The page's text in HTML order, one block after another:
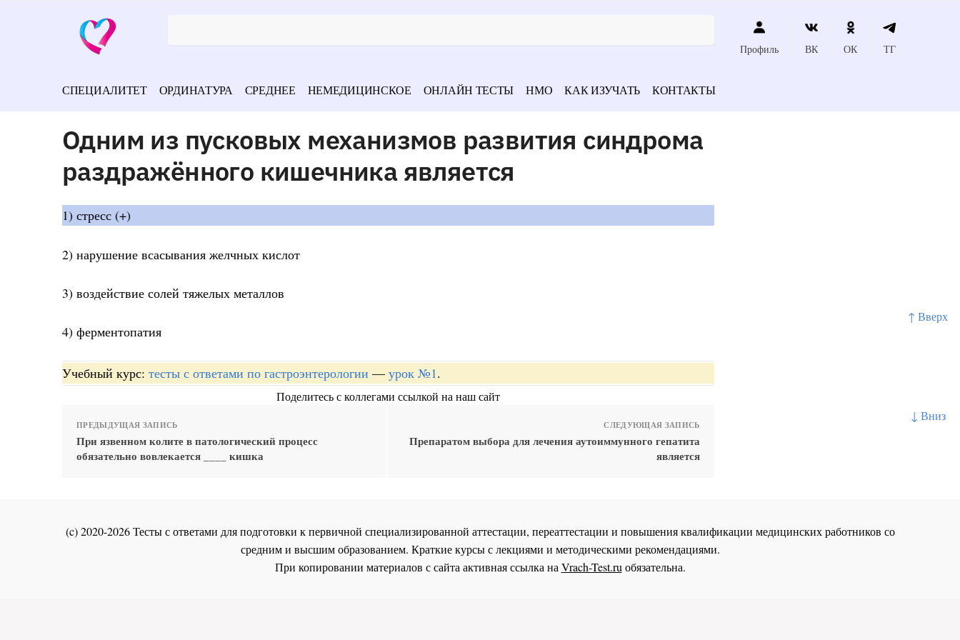
↑ Вверх
↓ Вниз
Профиль ВК ОК ТГ
СПЕЦИАЛИТЕТ ОРДИНАТУРА СРЕДНЕЕ НЕМЕДИЦИНСКОЕ ОНЛАЙН ТЕСТЫ НМО КАК ИЗУЧАТЬ КОНТАКТЫ
Одним из пусковых механизмов развития синдрома
раздражённого кишечника является
1) стресс (+)
2) нарушение всасывания желчных кислот
3) воздействие солей тяжелых металлов
4) ферментопатия
Учебный курс: тесты с ответами по гастроэнтерологии — урок №1.
Поделитесь с коллегами ссылкой на наш сайт
ПРЕДЫДУЩАЯ ЗАПИСЬ
При язвенном колите в патологический процесс
обязательно вовлекается ____ кишка
СЛЕДУЮЩАЯ ЗАПИСЬ
Препаратом выбора для лечения аутоиммунного гепатита
является
(c) 2020-2026 Тесты с ответами для подготовки к первичной специализированной аттестации, переаттестации и повышения квалификации медицинских работников со
средним и высшим образованием. Краткие курсы с лекциями и методическими рекомендациями.
При копировании материалов с сайта активная ссылка на Vrach-Test.ru обязательна.